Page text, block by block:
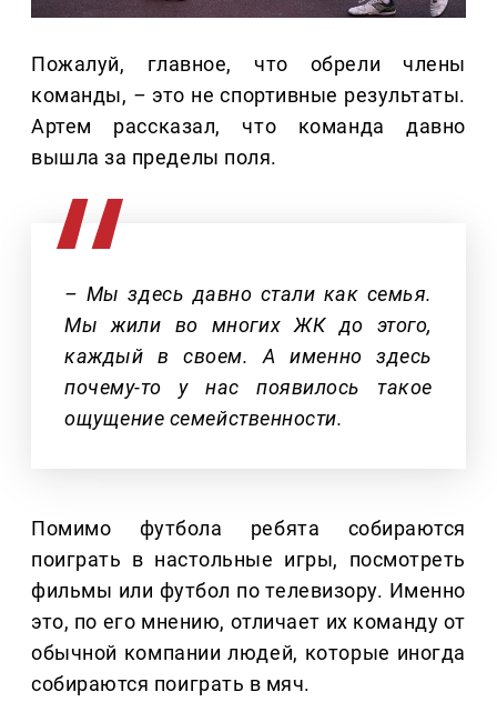
Пожалуй, главное, что обрели члены
команды, – это не спортивные результаты.
Артем рассказал, что команда давно
вышла за пределы поля.
– Мы здесь давно стали как семья.
Мы жили во многих ЖК до этого,
каждый в своем. А именно здесь
почему-то у нас появилось такое
ощущение семейственности.
Помимо футбола ребята собираются
поиграть в настольные игры, посмотреть
фильмы или футбол по телевизору. Именно
это, по его мнению, отличает их команду от
обычной компании людей, которые иногда
собираются поиграть в мяч.